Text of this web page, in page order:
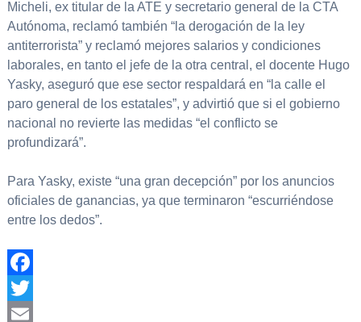
Micheli, ex titular de la ATE y secretario general de la CTA
Autónoma, reclamó también “la derogación de la ley
antiterrorista” y reclamó mejores salarios y condiciones
laborales, en tanto el jefe de la otra central, el docente Hugo
Yasky, aseguró que ese sector respaldará en “la calle el
paro general de los estatales”, y advirtió que si el gobierno
nacional no revierte las medidas “el conflicto se
profundizará”.
Para Yasky, existe “una gran decepción” por los anuncios
oficiales de ganancias, ya que terminaron “escurriéndose
entre los dedos”.
Facebook
Twitter